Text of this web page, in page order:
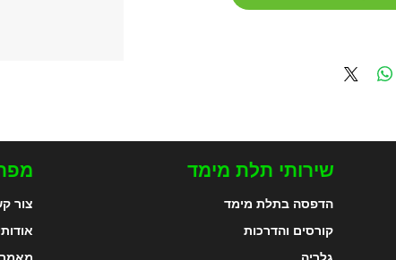
צור
שירותי תלת מימד
הדפסה בתלת מימד
קורסים והדרכות
גלריה